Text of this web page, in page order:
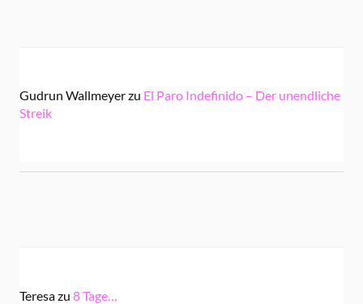
Gudrun Wallmeyerzu El Paro Indefinido – Der unendliche
Streik
Teresazu 8 Tage…